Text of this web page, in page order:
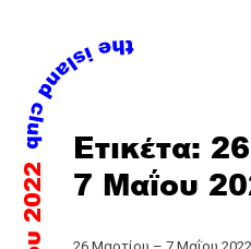
Skip
content
Ετικέτα:
7 Μαΐου